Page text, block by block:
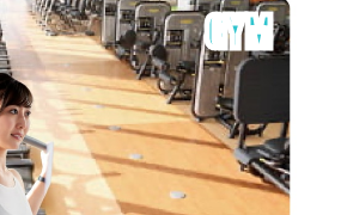
GYM